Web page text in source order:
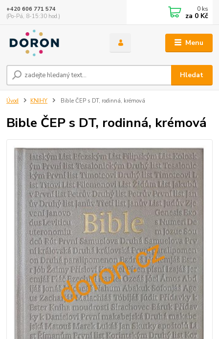
Menu
Hledat
+420 606 771 574
(Po-Pá, 8-15:30 hod.)
0 ks
za 0 Kč
Úvod KNIHY Bible ČEP s DT, rodinná, krémová
Bible ČEP s DT, rodinná, krémová